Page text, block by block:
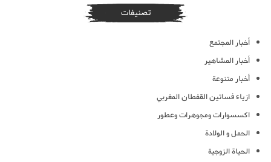
تصنيفات
أخبار المجتمع
أخبار المشاهير
أخبار متنوعة
ازياء فساتين القفطان المغربي
اكسسوارات ومجوهرات وعطور
الحمل و الولادة
الحياة الزوجية